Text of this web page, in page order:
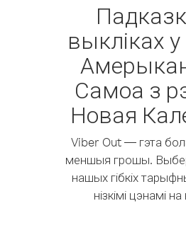
выкліках у
Самоа з
Новая
Viber Out — гэта
меншыя грошы.
нашых гібкіх
нізкімі цэнамі на